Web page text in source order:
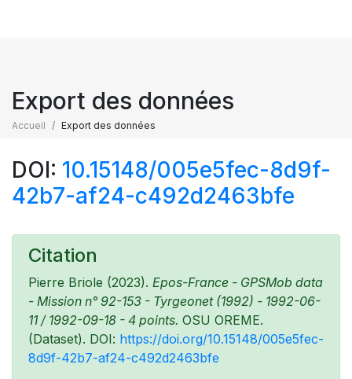
Export des données
Accueil Export des données
DOI: 10.15148/005e5fec-8d9f-
42b7-af24-c492d2463bfe
Citation
Pierre Briole (2023). Epos-France - GPSMob data
- Mission n° 92-153 - Tyrgeonet (1992) - 1992-06-
11 / 1992-09-18 - 4 points. OSU OREME.
(Dataset). DOI: https://doi.org/10.15148/005e5fec-
8d9f-42b7-af24-c492d2463bfe